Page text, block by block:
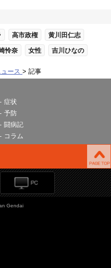
高市政権 黄川田仁志
怜奈 女性 吉川ひなの
ース 記事
症状
予防
闘病記
コラム
Gendai